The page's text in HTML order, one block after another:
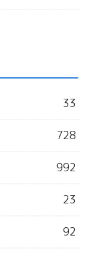
33
728
992
23
92